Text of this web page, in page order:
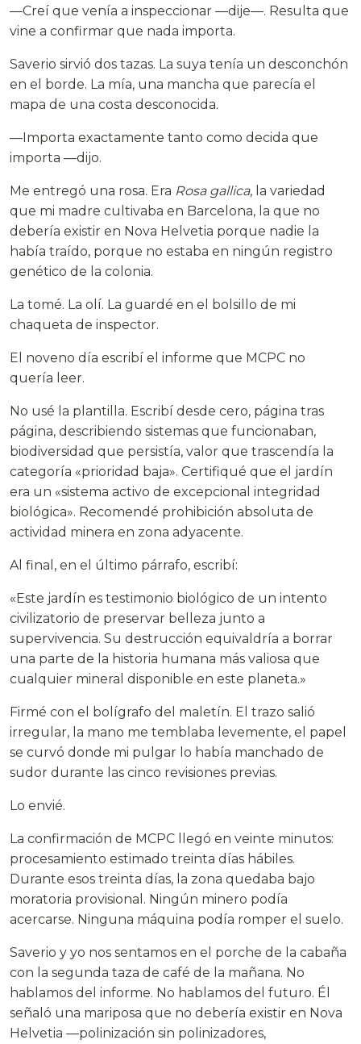
—Creí que venía a inspeccionar —dije—. Resulta que
vine a confirmar que nada importa.
Saverio sirvió dos tazas. La suya tenía un desconchón
en el borde. La mía, una mancha que parecía el
mapa de una costa desconocida.
—Importa exactamente tanto como decida que
importa —dijo.
Me entregó una rosa. Era Rosa gallica, la variedad
que mi madre cultivaba en Barcelona, la que no
debería existir en Nova Helvetia porque nadie la
había traído, porque no estaba en ningún registro
genético de la colonia.
La tomé. La olí. La guardé en el bolsillo de mi
chaqueta de inspector.
El noveno día escribí el informe que MCPC no
quería leer.
No usé la plantilla. Escribí desde cero, página tras
página, describiendo sistemas que funcionaban,
biodiversidad que persistía, valor que trascendía la
categoría «prioridad baja». Certifiqué que el jardín
era un «sistema activo de excepcional integridad
biológica». Recomendé prohibición absoluta de
actividad minera en zona adyacente.
Al final, en el último párrafo, escribí:
«Este jardín es testimonio biológico de un intento
civilizatorio de preservar belleza junto a
supervivencia. Su destrucción equivaldría a borrar
una parte de la historia humana más valiosa que
cualquier mineral disponible en este planeta.»
Firmé con el bolígrafo del maletín. El trazo salió
irregular, la mano me temblaba levemente, el papel
se curvó donde mi pulgar lo había manchado de
sudor durante las cinco revisiones previas.
Lo envié.
La confirmación de MCPC llegó en veinte minutos:
procesamiento estimado treinta días hábiles.
Durante esos treinta días, la zona quedaba bajo
moratoria provisional. Ningún minero podía
acercarse. Ninguna máquina podía romper el suelo.
Saverio y yo nos sentamos en el porche de la cabaña
con la segunda taza de café de la mañana. No
hablamos del informe. No hablamos del futuro. Él
señaló una mariposa que no debería existir en Nova
Helvetia —polinización sin polinizadores,